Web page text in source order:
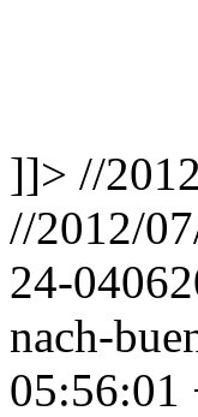
]]> //
//2012/
24-
nach-
05:56:01